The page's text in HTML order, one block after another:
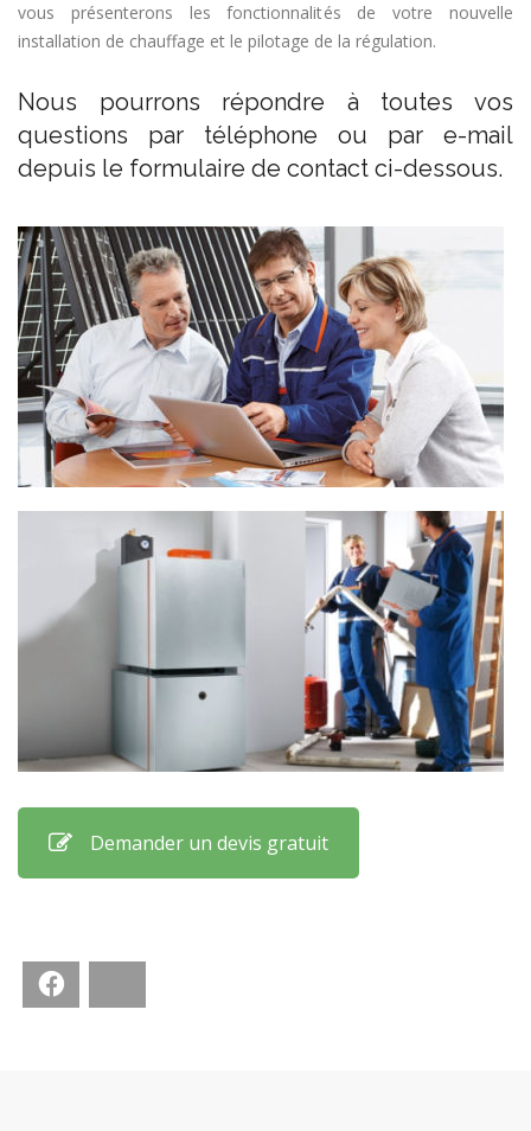
vous présenterons les fonctionnalités de votre nouvelle
installation de chauffage et le pilotage de la régulation.
Nous pourrons répondre à toutes vos
questions par téléphone ou par e-mail
depuis le formulaire de contact ci-dessous.
Demander un devis gratuit